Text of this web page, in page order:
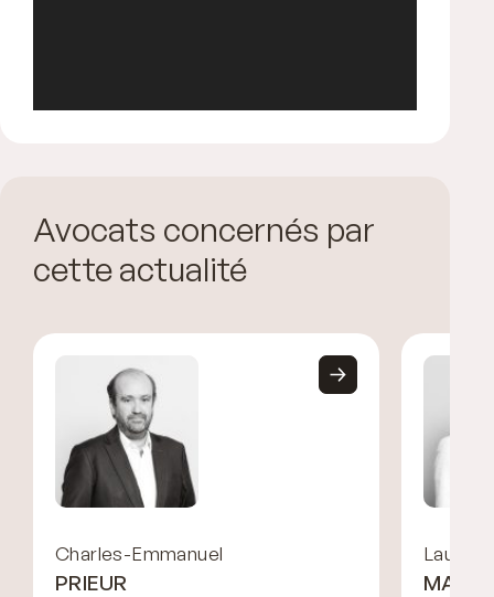
Avocats concernés par
cette actualité
Charles-Emmanuel
PRIEUR
Laura